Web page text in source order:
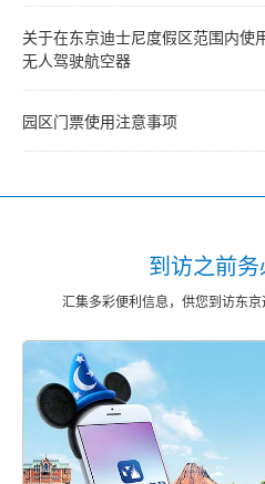
关于在东京迪士尼度假区范围内使
无人驾驶航空器
园区门票使用注意事项
到访之前务
汇集多彩便利信息，供您到访东京